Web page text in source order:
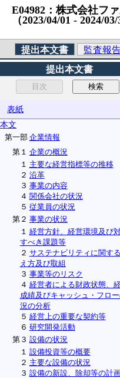
E04982：株式会社フ
（2023/04/01 ‐ 2024/03/
提出本文書 監査報
提出本文書